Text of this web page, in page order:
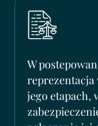
W
jego etapach,